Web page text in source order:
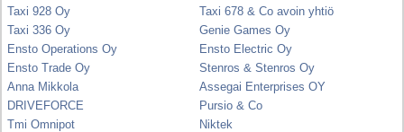
Taxi 928 Oy
Taxi 678 & Co avoin yhtiö
Taxi 336 Oy
Genie Games Oy
Ensto Operations Oy
Ensto Electric Oy
Ensto Trade Oy
Stenros & Stenros Oy
Anna Mikkola
Assegai Enterprises OY
DRIVEFORCE
Pursio & Co
Tmi Omnipot
Niktek